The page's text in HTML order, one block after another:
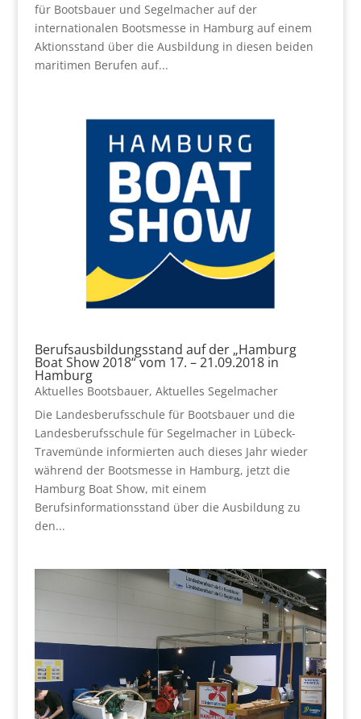
für Bootsbauer und Segelmacher auf der
internationalen Bootsmesse in Hamburg auf einem
Aktionsstand über die Ausbildung in diesen beiden
maritimen Berufen auf...
Berufsausbildungsstand auf der „Hamburg
Boat Show 2018“ vom 17. – 21.09.2018 in
Hamburg
Aktuelles Bootsbauer, Aktuelles Segelmacher
Die Landesberufsschule für Bootsbauer und die
Landesberufsschule für Segelmacher in Lübeck-
Travemünde informierten auch dieses Jahr wieder
während der Bootsmesse in Hamburg, jetzt die
Hamburg Boat Show, mit einem
Berufsinformationsstand über die Ausbildung zu
den...